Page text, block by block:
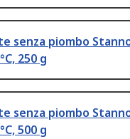
senza piombo
250 g
senza piombo
500 g